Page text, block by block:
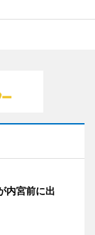
内宮前に出